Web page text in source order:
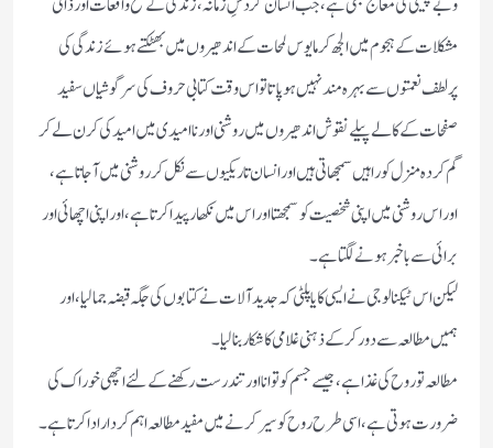
مشکلات کے ہجوم میں الجھ کر مایوس لمحات کے اندھیروں میں بھٹکتے ہوئے زندگی کی
پرلطف نعمتوں سے بہرہ مند نہیں ہوپاتا تو اس وقت کتابی حروف کی سرگوشیاں سفید
صفحات کے کالے پیلے نقوش اندھیروں میں روشنی اور ناامیدی میں امید کی کرن لے کر
گم کردہ منزل کو راہیں سمجھاتی ہیں اور انسان تاریکیوں سے نکل کر روشنی میں آجاتا ہے،
اور اس روشنی میں اپنی شخصیت کو سمجھتا اور اس میں نکھار پیدا کرتا ہے،اور اپنی اچھائی اور
برائی سے باخبر ہونے لگتا ہے۔
لیکن اس ٹیکنالوجی نے ایسی کایا پلٹی کہ جدید آلات نے کتابوں کی جگہ قبضہ جمالیا، اور
ہمیں مطالعہ سے دور کرکے ذہنی غلامی کا شکار بنالیا ۔
مطالعہ تو روح کی غذا ہے، جیسے جسم کو توانا اور تندرست رکھنے کےلئے اچھی خوراک کی
ضرورت ہوتی ہے، اسی طرح روح کو سیر کرنے میں مفید مطالعہ اہم کردار ادا کرتا ہے۔